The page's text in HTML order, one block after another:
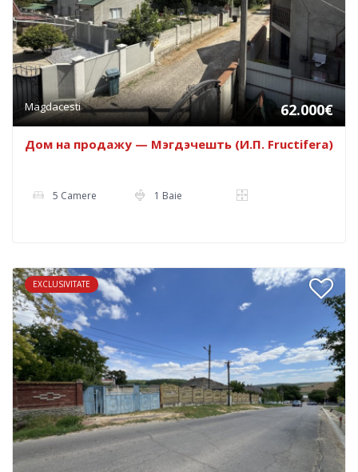
Magdacesti 62.000€
Дом на продажу — Мэгдэчешть (И.П. Fructifera)
5 Camere 1 Baie
EXCLUSIVITATE